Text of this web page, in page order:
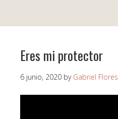
Eres mi protector
6 junio, 2020 by Gabriel Flores